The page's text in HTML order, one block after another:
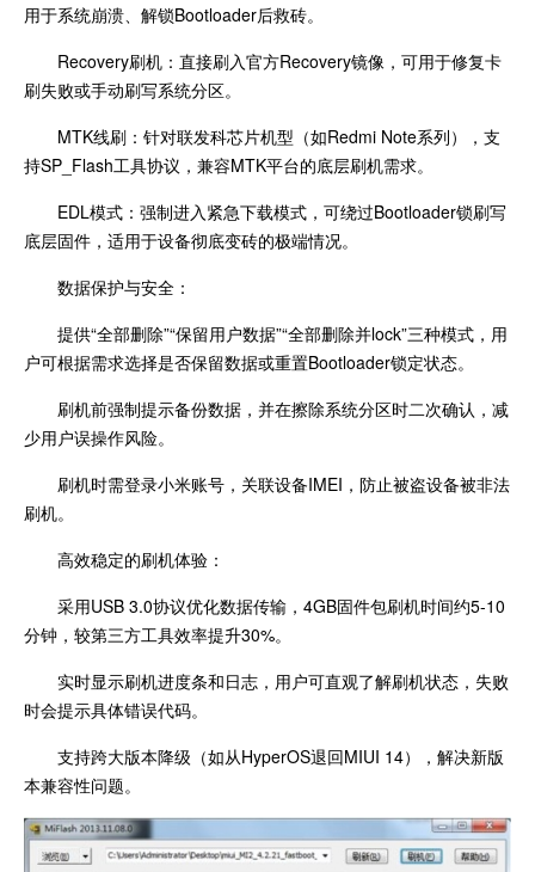
用于系统崩溃、解锁Bootloader后救砖。
Recovery刷机：直接刷入官方Recovery镜像，可用于修复卡
刷失败或手动刷写系统分区。
MTK线刷：针对联发科芯片机型（如Redmi Note系列），支
持SP_Flash工具协议，兼容MTK平台的底层刷机需求。
EDL模式：强制进入紧急下载模式，可绕过Bootloader锁刷写
底层固件，适用于设备彻底变砖的极端情况。
数据保护与安全：
提供“全部删除”“保留用户数据”“全部删除并lock”三种模式，用
户可根据需求选择是否保留数据或重置Bootloader锁定状态。
刷机前强制提示备份数据，并在擦除系统分区时二次确认，减
少用户误操作风险。
刷机时需登录小米账号，关联设备IMEI，防止被盗设备被非法
刷机。
高效稳定的刷机体验：
采用USB 3.0协议优化数据传输，4GB固件包刷机时间约5-10
分钟，较第三方工具效率提升30%。
实时显示刷机进度条和日志，用户可直观了解刷机状态，失败
时会提示具体错误代码。
支持跨大版本降级（如从HyperOS退回MIUI 14），解决新版
本兼容性问题。